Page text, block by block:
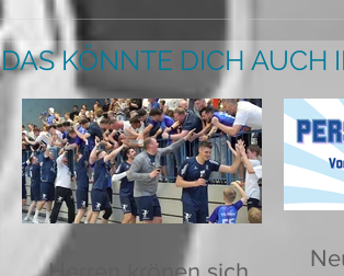
DAS KÖNNTE DICH AUCH